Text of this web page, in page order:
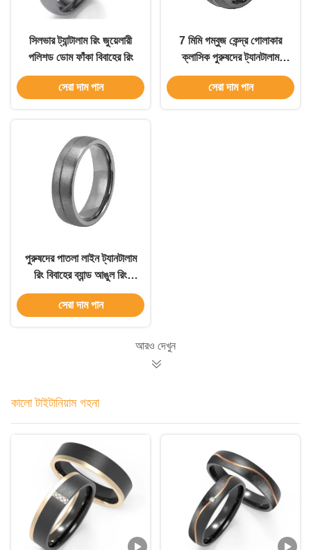
সিলভার ট্যান্টালাম রিং জুয়েলারী
পলিশড ডোম ফাঁকা বিবাহের রিং
সেরা দাম পান
7 মিমি গম্বুজ কেন্দ্র গোলাকার
ক্লাসিক পুরুষদের ট্যানটালাম
বিবাহের ব্যান্ড গয়না
সেরা দাম পান
পুরুষদের পাতলা লাইন ট্যানটালাম
রিং বিবাহের ব্যান্ড আঙুল রিং
টাইটানিয়াম ইস্পাত কালো রিং
সেরা দাম পান
আরও দেখুন
কালো টাইটানিয়াম গহনা